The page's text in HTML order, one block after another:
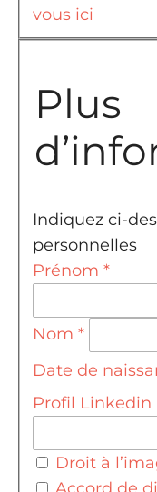
vous ici
Plus
Indiquez ci-
personnelles
Prénom *
Nom *
Date de
Profil Linkedin
Droit à